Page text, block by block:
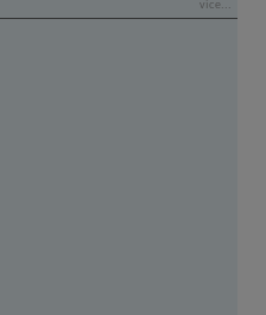
více...